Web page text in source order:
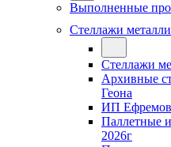
Выполненные
Стеллажи
Стеллажи
Архивные
Геона
ИП Ефремов
Паллетные
2026г